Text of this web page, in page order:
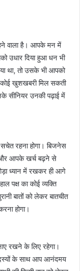
वाला है। आपके मन में
उधार दिया हुआ धन भी
था, तो उसके भी आपको
खुशखबरी मिल सकती
सीनियर उनकी पढ़ाई में
रहना होगा। बिजनेस
आपके खर्च बढ़ने से
ध्यान में रखकर ही आगे
पक्ष का कोई व्यक्ति
बातों को लेकर बातचीत
होगा।
रखने के लिए रहेगा।
के साथ आप आनंदमय